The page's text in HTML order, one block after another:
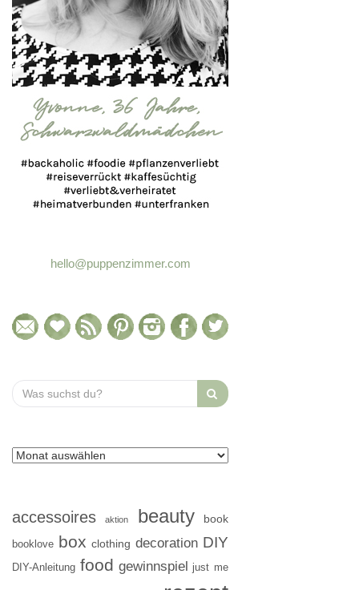
hello@puppenzimmer.com
Search
for:
accessoires aktion beauty book
booklove box clothing decoration DIY
DIY-Anleitung food gewinnspiel just me